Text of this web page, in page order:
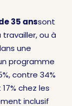
35 anssont
ou à
une
programme
contre 34%
chez les
inclusif